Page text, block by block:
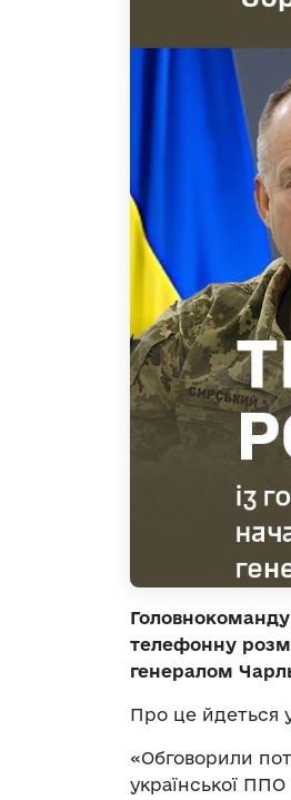
телефонну
генералом
Про це йдеться
«Обговорили
української